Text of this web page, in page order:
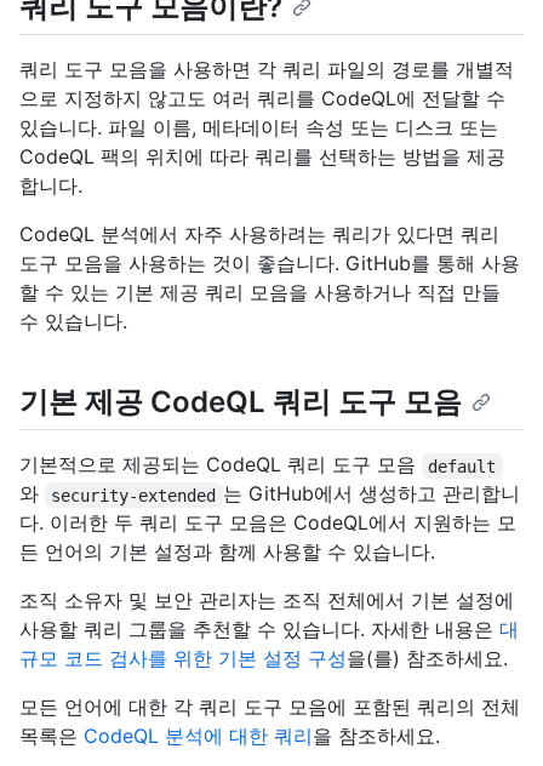
쿼리 도구 모음을 사용하면 각 쿼리 파일의 경로를 개별적
으로 지정하지 않고도 여러 쿼리를 CodeQL에 전달할 수
있습니다. 파일 이름, 메타데이터 속성 또는 디스크 또는
CodeQL 팩의 위치에 따라 쿼리를 선택하는 방법을 제공
합니다.
CodeQL 분석에서 자주 사용하려는 쿼리가 있다면 쿼리
도구 모음을 사용하는 것이 좋습니다. GitHub를 통해 사용
할 수 있는 기본 제공 쿼리 모음을 사용하거나 직접 만들
수 있습니다.
기본 제공 CodeQL 쿼리 도구 모음
기본적으로 제공되는 CodeQL 쿼리 도구 모음 default
와 security-extended 는 GitHub에서 생성하고 관리합니
다. 이러한 두 쿼리 도구 모음은 CodeQL에서 지원하는 모
든 언어의 기본 설정과 함께 사용할 수 있습니다.
조직 소유자 및 보안 관리자는 조직 전체에서 기본 설정에
사용할 쿼리 그룹을 추천할 수 있습니다. 자세한 내용은 대
규모 코드 검사를 위한 기본 설정 구성을(를) 참조하세요.
모든 언어에 대한 각 쿼리 도구 모음에 포함된 쿼리의 전체
목록은 CodeQL 분석에 대한 쿼리을 참조하세요.